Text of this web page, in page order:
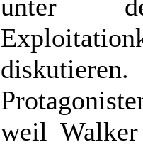
unter
weil